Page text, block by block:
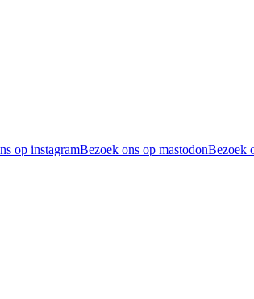
op instagramBezoek ons op mastodonBezoek